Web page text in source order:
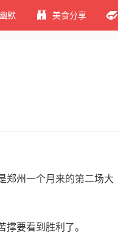
默 美食分享
郑州一个月来的第二场大
要看到胜利了。